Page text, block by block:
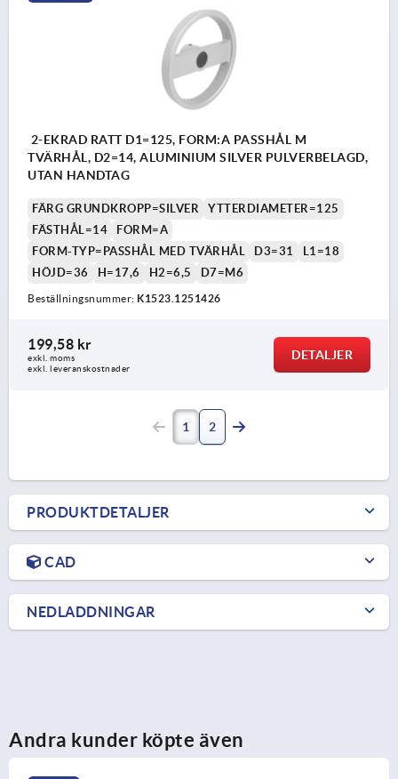
2-EKRAD RATT D1=125, FORM:A PASSHÅL M
TVÄRHÅL, D2=14, ALUMINIUM SILVER PULVERBELAGD,
UTAN HANDTAG
FÄRG GRUNDKROPP=SILVER
YTTERDIAMETER=125
FÄSTHÅL=14
FORM=A
FORM-TYP=PASSHÅL MED TVÄRHÅL
D3=31
L1=18
HÖJD=36
H=17,6 H2=6,5 D7=M6
Beställningsnummer: K1523.1251426
199,58 kr
exkl. moms
exkl. leveranskostnader
DETALJER
1 2
PRODUKTDETALJER
CAD
NEDLADDNINGAR
Andra kunder köpte även